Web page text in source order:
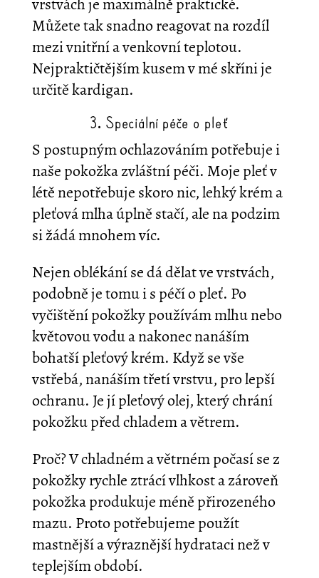
vrstvách je maximálně praktické.
Můžete tak snadno reagovat na rozdíl
mezi vnitřní a venkovní teplotou.
Nejpraktičtějším kusem v mé skříni je
určitě kardigan.
3. Speciální péče o pleť
S postupným ochlazováním potřebuje i
naše pokožka zvláštní péči. Moje pleť v
létě nepotřebuje skoro nic, lehký krém a
pleťová mlha úplně stačí, ale na podzim
si žádá mnohem víc.
Nejen oblékání se dá dělat ve vrstvách,
podobně je tomu i s péčí o pleť. Po
vyčištění pokožky používám mlhu nebo
květovou vodu a nakonec nanáším
bohatší pleťový krém. Když se vše
vstřebá, nanáším třetí vrstvu, pro lepší
ochranu. Je jí pleťový olej, který chrání
pokožku před chladem a větrem.
Proč? V chladném a větrném počasí se z
pokožky rychle ztrácí vlhkost a zároveň
pokožka produkuje méně přirozeného
mazu. Proto potřebujeme použít
mastnější a výraznější hydrataci než v
teplejším období.